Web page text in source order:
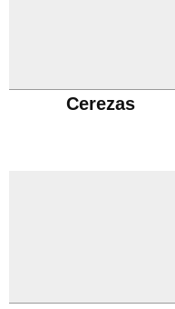
Cerezas